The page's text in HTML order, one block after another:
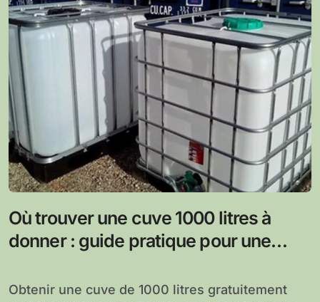
Où trouver une cuve 1000 litres à
donner : guide pratique pour une
Obtenir une cuve de 1000 litres gratuitement